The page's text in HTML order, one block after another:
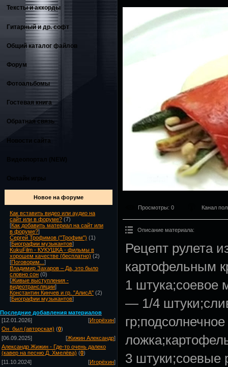
Тексты и аккорды
Гитарный и др. софт
Общий каталог файлов
Форум
Фотоальбомы
Гостевая книга
Обратная связь
Новости сайта
Новое на форуме
Как вставить видео или аудио на
сайт или в форуме? (7)
[Как добавить материал на сайт или
в форуме?]
Сергей Трофимов ("Трофим") (1)
[Биографии музыкантов]
KukuFilm - КУКУШКА - фильмы в
хорошем качестве (бесплатно) (2)
[Поговорим... ]
Владимир Захаров – Да, это было
словно сон (0)
[Живые выступления -
видеотрансляции]
Константин Кинчев и гр. "АлисА" (2)
[Биографии музыкантов]
Последние добавления материалов
[12.01.2026]
[Игорёхин]
Он_был (авторская) (0)
[06.09.2025]
[Жижин Александр]
Александр Жижин - Где-то очень далеко
(кавер на песню Д. Хмелёва) (0)
[11.10.2024]
[Игорёхин]
Просмотры: 0 Канал
Описание материала:
Рецепт рулета
картофельным
1 штука;соевое
— 1/4
3 штуки;соевые